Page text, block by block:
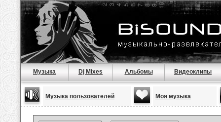
Музыка Dj Mixes Альбомы Видеоклипы
Музыка пользователей Моя музыка